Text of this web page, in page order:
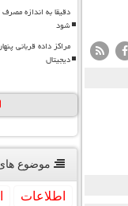
دقیقا به اندازه
شود
مراکز داده قربانی
دیجیتال
موضوع
اطلاعات